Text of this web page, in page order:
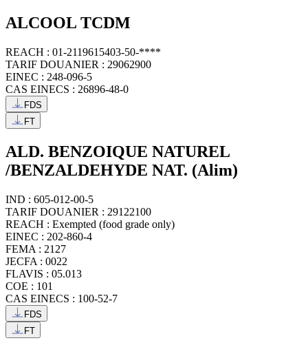
ALCOOL TCDM
REACH : 01-2119615403-50-****
TARIF DOUANIER : 29062900
EINEC : 248-096-5
CAS EINECS : 26896-48-0
FDS
FT
ALD. BENZOIQUE NATUREL
/BENZALDEHYDE NAT. (Alim)
IND : 605-012-00-5
TARIF DOUANIER : 29122100
REACH : Exempted (food grade only)
EINEC : 202-860-4
FEMA : 2127
JECFA : 0022
FLAVIS : 05.013
COE : 101
CAS EINECS : 100-52-7
FDS
FT